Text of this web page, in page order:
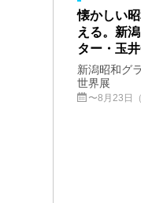
懐かしい
える。新
ター・玉
新潟昭和グ
世界展
〜8月23日（